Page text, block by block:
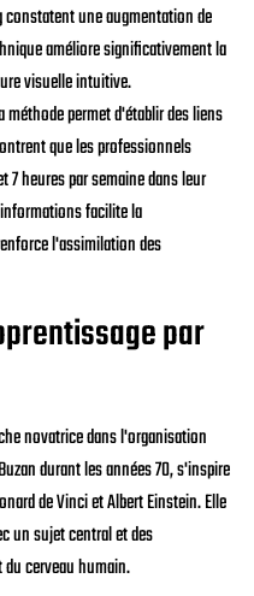
une augmentation de
améliore significativement la
visuelle intuitive.
permet d'établir des liens
que les professionnels
heures par semaine dans leur
facilite la
l'assimilation des
par
novatrice dans l'organisation
durant les années 70, s'inspire
de Vinci et Albert Einstein. Elle
un sujet central et des
cerveau humain.